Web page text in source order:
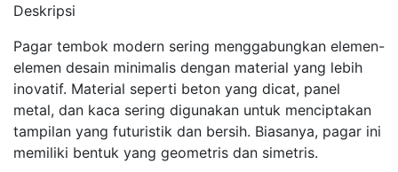
Deskripsi
Pagar tembok modern sering menggabungkan elemen-
elemen desain minimalis dengan material yang lebih
inovatif. Material seperti beton yang dicat, panel
metal, dan kaca sering digunakan untuk menciptakan
tampilan yang futuristik dan bersih. Biasanya, pagar ini
memiliki bentuk yang geometris dan simetris.